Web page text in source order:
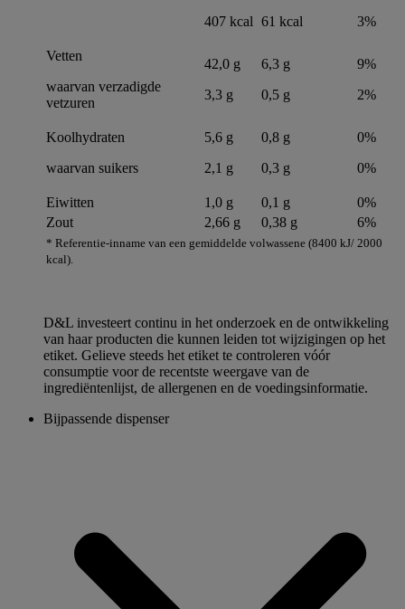
* Referentie-inname van een gemiddelde volwassene (8400 kJ/ 2000
kcal).
407 kcal 61 kcal
3%
Vetten
waarvan verzadigde
vetzuren
42,0 g
3,3 g
6,3 g
0,5 g
9%
2%
Koolhydraten
waarvan suikers
5,6 g
2,1 g
0,8 g
0,3 g
0%
0%
Eiwitten 1,0 g 0,1 g
0%
Zout
2,66 g 0,38 g 6%
D&L investeert continu in het onderzoek en de ontwikkeling
van haar producten die kunnen leiden tot wijzigingen op het
etiket. Gelieve steeds het etiket te controleren vóór
consumptie voor de recentste weergave van de
ingrediëntenlijst, de allergenen en de voedingsinformatie.
Bijpassende dispenser